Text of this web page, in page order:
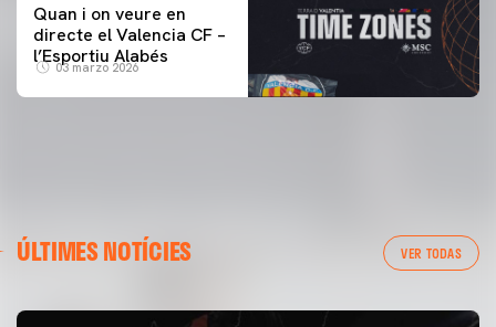
Quan i on veure en
directe el Valencia CF –
l’Esportiu Alabés
03 marzo 2026
ÚLTIMES NOTÍCIES VER TODAS